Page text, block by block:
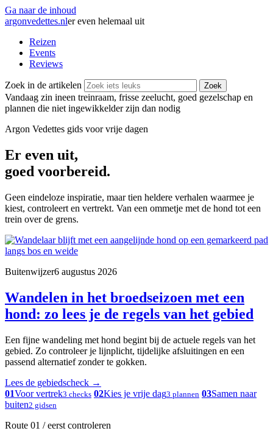
Ga naar de inhoud
argonvedettes.nler even helemaal uit
Reizen
Events
Reviews
Zoek in de artikelen Zoek
Vandaag zin ineen treinraam, frisse zeelucht, goed gezelschap en
plannen die niet ingewikkelder zijn dan nodig
Argon Vedettes gids voor vrije dagen
Er even uit,
goed voorbereid.
Geen eindeloze inspiratie, maar tien heldere verhalen waarmee je
kiest, controleert en vertrekt. Van een ommetje met de hond tot een
trein over de grens.
Buitenwijzer6 augustus 2026
Wandelen in het broedseizoen met een
hond: zo lees je de regels van het gebied
Een fijne wandeling met hond begint bij de actuele regels van het
gebied. Zo controleer je lijnplicht, tijdelijke afsluitingen en een
passend alternatief zonder te gokken.
Lees de gebiedscheck →
01Voor vertrek3 checks 02Kies je vrije dag3 plannen 03Samen naar
buiten2 gidsen
Route 01 / eerst controleren